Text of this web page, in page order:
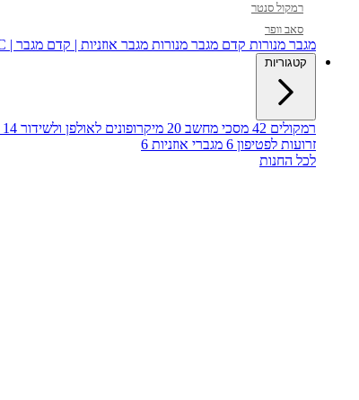
רמקול סנטר
סאב וופר
מגבר מנורות קדם מגבר מנורות מגבר אוזניות | קדם מגבר | DAC
קטגוריות
רמקולים 42 מסכי מחשב 20 מיקרופונים לאולפן ולשידור 14
זרועות לפטיפון 6 מגברי אוזניות 6
לכל החנות